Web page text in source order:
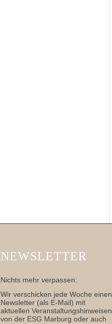
NEWSLETTER
Nichts mehr verpassen:
Wir verschicken jede Woche einen
Newsletter (als E-Mail) mit
aktuellen Veranstaltungshinweisen
von der ESG Marburg oder auch